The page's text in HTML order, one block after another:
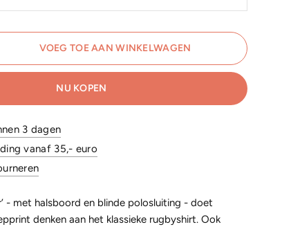
VOEG TOE AAN WINKELWAGEN
NU KOPEN
3 dagen
vanaf 35,- euro
’- met halsboord en blinde polosluiting - doet
denken aan het klassieke rugbyshirt. Ook